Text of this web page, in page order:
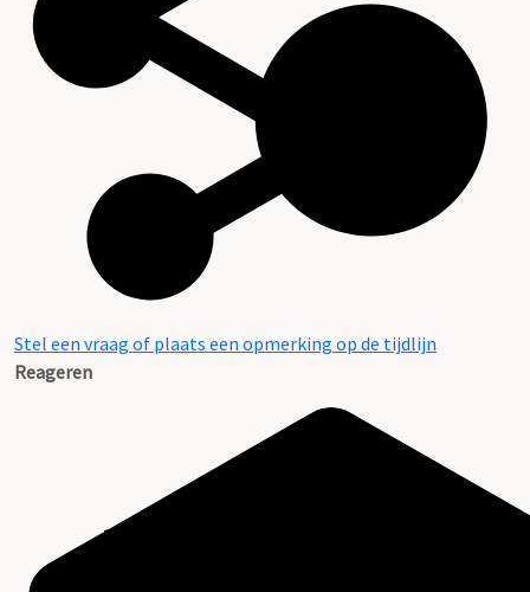
Stel een vraag of plaats een opmerking op de tijdlijn
Reageren